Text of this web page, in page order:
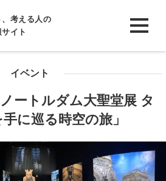
考える人の
イト
イベント
ートルダム大聖堂展 タ
に巡る時空の旅」